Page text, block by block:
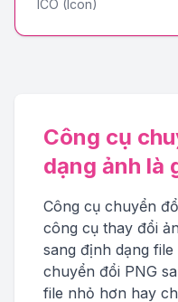
ICO (Icon)
Công cụ
dạng ảnh là
Công cụ chuyển
công cụ thay đổi
sang định dạng
chuyển đổi PNG
file nhỏ hơn hay